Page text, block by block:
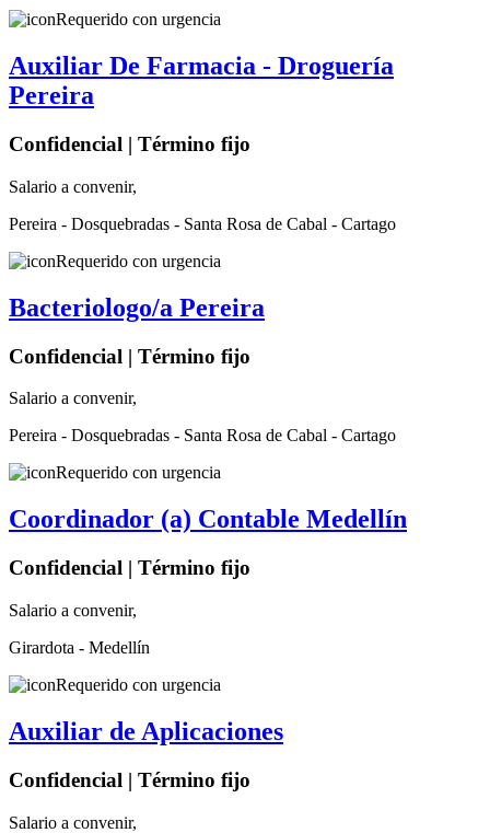
Requerido con urgencia
Auxiliar De Farmacia - Droguería
Pereira
Confidencial | Término fijo
Salario a convenir,
Pereira - Dosquebradas - Santa Rosa de Cabal - Cartago
Requerido con urgencia
Bacteriologo/a Pereira
Confidencial | Término fijo
Salario a convenir,
Pereira - Dosquebradas - Santa Rosa de Cabal - Cartago
Requerido con urgencia
Coordinador (a) Contable Medellín
Confidencial | Término fijo
Salario a convenir,
Girardota - Medellín
Requerido con urgencia
Auxiliar de Aplicaciones
Confidencial | Término fijo
Salario a convenir,